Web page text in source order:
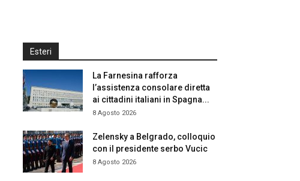
Esteri
La Farnesina rafforza
l’assistenza consolare diretta
ai cittadini italiani in Spagna...
8 Agosto 2026
Zelensky a Belgrado, colloquio
con il presidente serbo Vucic
8 Agosto 2026